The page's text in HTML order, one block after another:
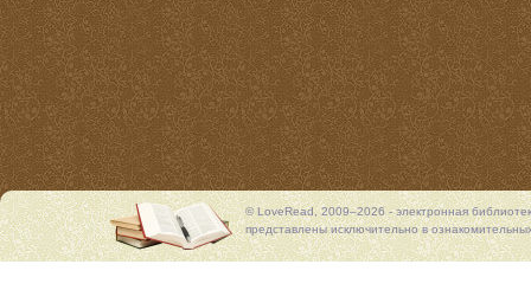
© LoveRead, 2009–2026 - электронная
представлены исключительно в